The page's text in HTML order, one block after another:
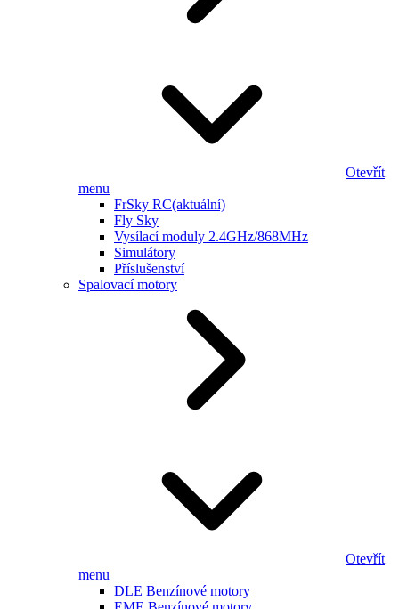
Otevřít
menu
FrSky RC(aktuální)
Fly Sky
Vysílací moduly 2.4GHz/868MHz
Simulátory
Příslušenství
Spalovací motory
Otevřít
menu
DLE Benzínové motory